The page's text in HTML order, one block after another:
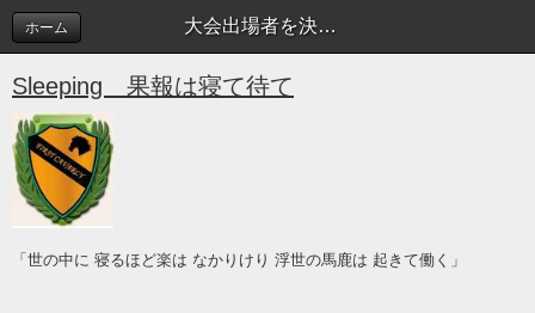
大会出場者を決定しました | Sleeping blog
ホーム
Sleeping 果報は寝て待て
「世の中に 寝るほど楽は なかりけり 浮世の馬鹿は 起きて働く」